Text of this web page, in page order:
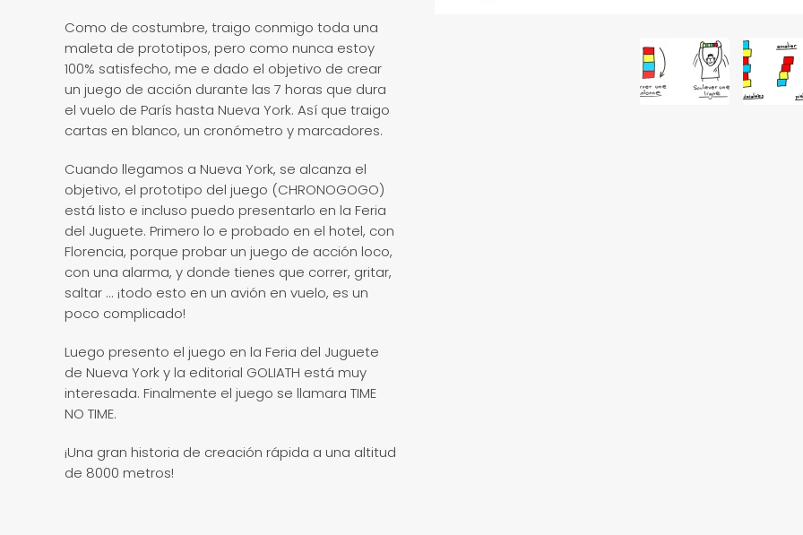
Como de costumbre, traigo conmigo toda una
maleta de prototipos, pero como nunca estoy
100% satisfecho, me e dado el objetivo de crear
un juego de acción durante las 7 horas que dura
el vuelo de París hasta Nueva York. Así que traigo
cartas en blanco, un cronómetro y marcadores.
Cuando llegamos a Nueva York, se alcanza el
objetivo, el prototipo del juego (CHRONOGOGO)
está listo e incluso puedo presentarlo en la Feria
del Juguete. Primero lo e probado en el hotel, con
Florencia, porque probar un juego de acción loco,
con una alarma, y ​​donde tienes que correr, gritar,
saltar ... ¡todo esto en un avión en vuelo, es un
poco complicado!
Luego presento el juego en la Feria del Juguete
de Nueva York y la editorial GOLIATH está muy
interesada. Finalmente el juego se llamara TIME
NO TIME.
¡Una gran historia de creación rápida a una altitud
de 8000 metros!